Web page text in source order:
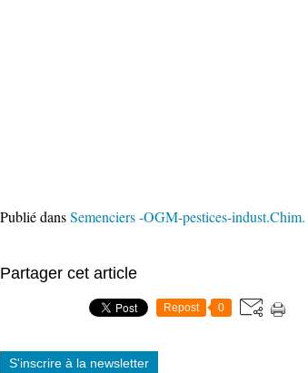
Publié dansSemenciers -OGM-pestices-indust.Chim.
Partager cet article
Repost 0
S'inscrire à la newsletter